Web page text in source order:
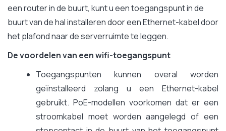
een router in de buurt, kunt u een toegangspunt in de
buurt van de hal installeren door een Ethernet-kabel door
het plafond naar de serverruimte te leggen.
De voordelen van een wifi-toegangspunt
Toegangspunten kunnen overal worden
geïnstalleerd zolang u een Ethernet-kabel
gebruikt. PoE-modellen voorkomen dat er een
stroomkabel moet worden aangelegd of een